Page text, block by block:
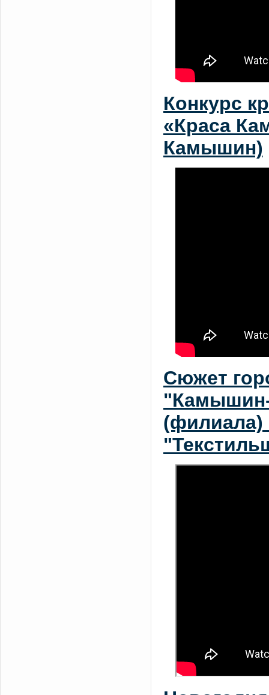
Конкурс
«Краса
Камышин)
Сюжет
"Камышин-
(филиала)